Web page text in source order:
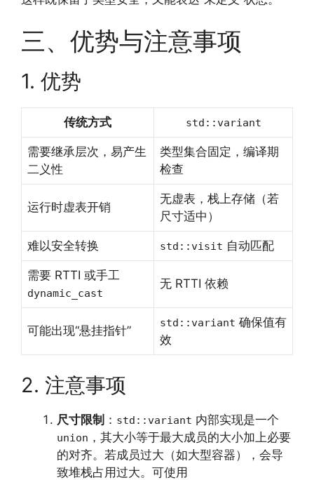
三、优势与注意事项
1. 优势
传统方式 std::variant
需要继承层次，易产生
二义性
类型集合固定，编译期
检查
运行时虚表开销
无虚表，栈上存储（若
尺寸适中）
难以安全转换 std::visit 自动匹配
需要 RTTI 或手工
dynamic_cast
无 RTTI 依赖
可能出现“悬挂指针”
std::variant 确保值有
效
2. 注意事项
尺寸限制 ： std::variant 内部实现是一个
union ，其大小等于最大成员的大小加上必要
的对齐。若成员过大（如大型容器），会导
致堆栈占用过大。可使用